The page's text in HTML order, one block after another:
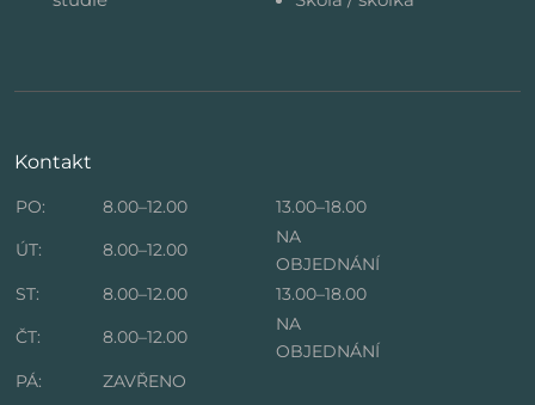
Kontakt
PO: 8.00–12.00
13.00–18.00
ÚT:
8.00–12.00
NA
OBJEDNÁNÍ
ST:
8.00–12.00
13.00–18.00
ČT:
8.00–12.00
NA
OBJEDNÁNÍ
PÁ:
ZAVŘENO